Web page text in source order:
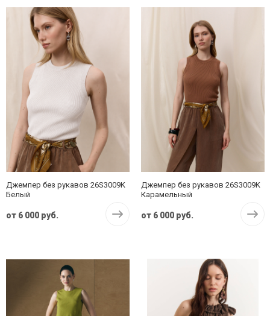
Джемпер без рукавов 26S3009K
Белый
от 6 000 руб.
Джемпер без рукавов 26S3009K
Карамельный
от 6 000 руб.